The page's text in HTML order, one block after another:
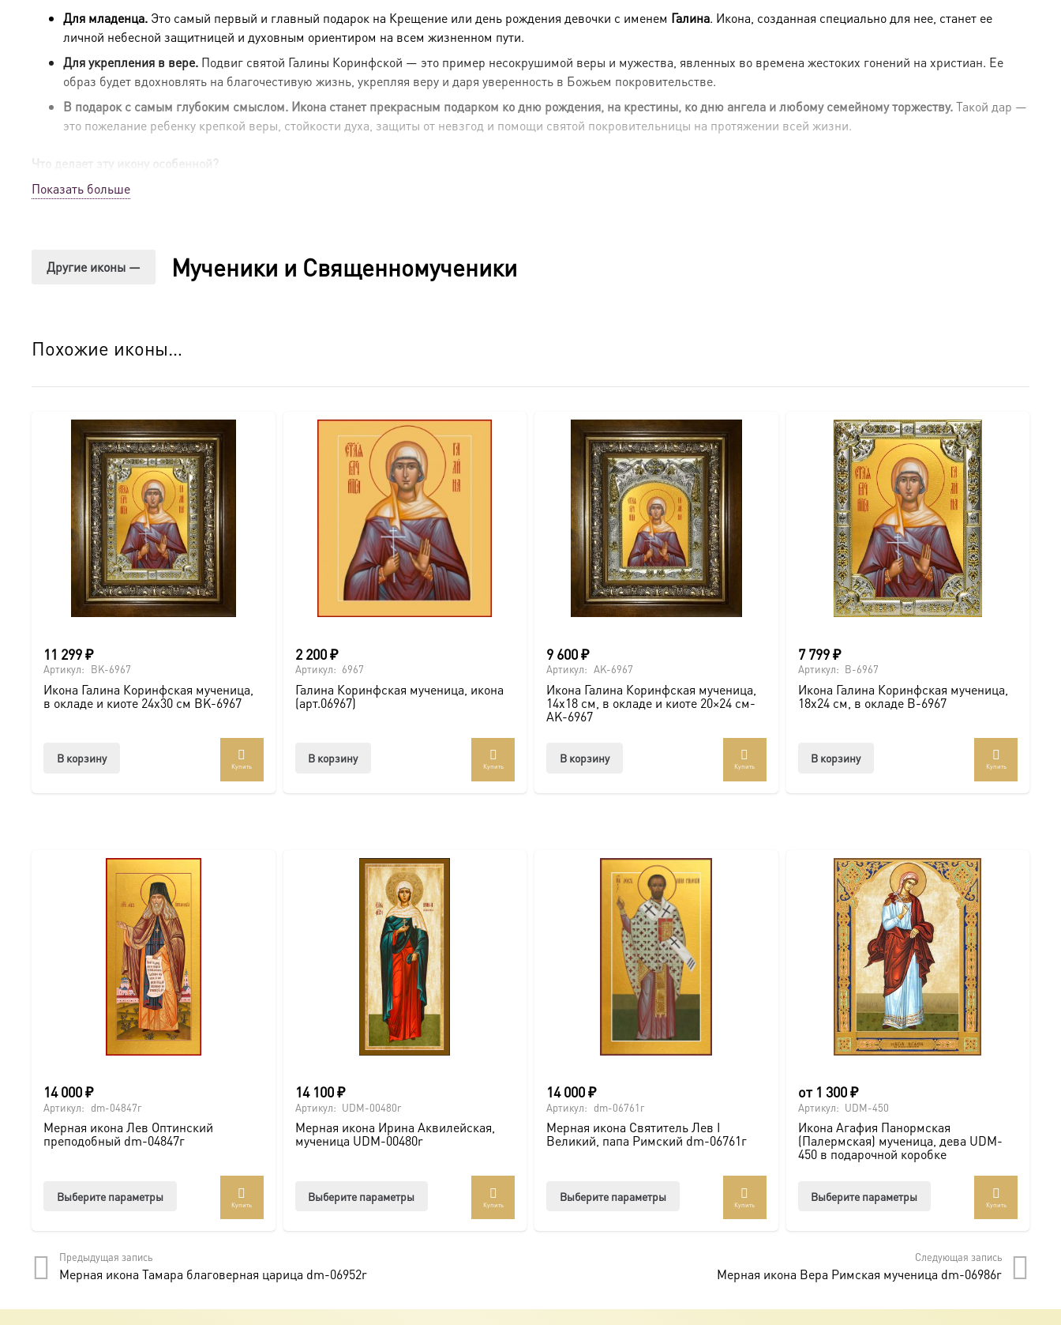
Для младенца. Это самый первый и главный подарок на Крещение или день рождения девочки с именем Галина. Икона, созданная специально для нее, станет ее
личной небесной защитницей и духовным ориентиром на всем жизненном пути.
Для укрепления в вере. Подвиг святой Галины Коринфской — это пример несокрушимой веры и мужества, явленных во времена жестоких гонений на христиан. Ее
образ будет вдохновлять на благочестивую жизнь, укрепляя веру и даря уверенность в Божьем покровительстве.
В подарок с самым глубоким смыслом. Икона станет прекрасным подарком ко дню рождения, на крестины, ко дню ангела и любому семейному торжеству.Такой дар —
это пожелание ребенку крепкой веры, стойкости духа, защиты от невзгод и помощи святой покровительницы на протяжении всей жизни.
Что делает эту икону особенной?
Древняя традиция.
конца.
Высокое качество и долговечность.
Святая Галина Коринфская пострадала за веру Христову в III веке вместе с другими христианами под руководством мученика Кодрата. В период правления императора
Декия, известного жестокими гонениями на христиан, она проявила необыкновенное мужество и верность Спасителю.
Несмотря на угрозы и мучения, святая Галина осталась непоколебимой в своей вере. Вместе с другими мучениками она была подвергнута жестоким пыткам, но не отреклась
от Христа, предпочтя смерть вероотступничеству. Ее подвиг стал вдохновляющим примером стойкости для многих поколений христиан.
Производство освящено.
Группа ВКонтакте:https://vk.com/ikonaspas
покровительства, стойкости и верности Христу, заложенный в самой традиции мерной иконы. Пусть святая мученица Галина Коринфскаяпокровительствует вам
мужество и душевную крепость на всем жизненном пути.
Показать больше
Другие иконы — Мученики и Священномученики
Похожие иконы…
11 299₽
Артикул: BK-6967
Икона Галина Коринфская мученица,
в окладе и киоте 24х30 см BK-6967
В корзину
Купить
2 200₽
Артикул: 6967
Галина Коринфская мученица, икона
(арт.06967)
В корзину
Купить
9 600₽
Артикул: AK-6967
Икона Галина Коринфская мученица,
14х18 см, в окладе и киоте 20×24 см-
AK-6967
В корзину
Купить
7 799₽
Артикул: B-6967
Икона Галина Коринфская мученица,
18х24 см, в окладе B-6967
В корзину
Купить
14 000₽
Артикул: dm-04847г
Мерная икона Лев Оптинский
преподобный dm-04847г
Выберите параметры
Купить
14 100₽
Артикул: UDM-00480r
Мерная икона Ирина Аквилейская,
мученица UDM-00480r
Выберите параметры
Купить
14 000₽
Артикул: dm-06761г
Мерная икона Святитель Лев I
Великий, папа Римский dm-06761г
Выберите параметры
Купить
от 1 300₽
Артикул: UDM-450
Икона Агафия Панормская
(Палермская) мученица, дева UDM-
450 в подарочной коробке
Выберите параметры
вариаций.
Опции
Купить
Предыдущая запись
Мерная икона Тамара благоверная царица dm-06952r
Следующая запись
Мерная икона Вера Римская мученица dm-06986r